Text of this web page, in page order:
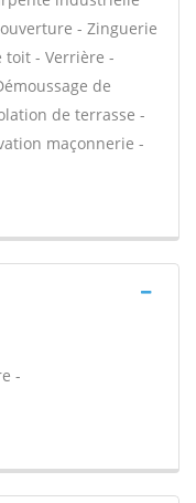
- Zinguerie
toit - Verrière -
de
de terrasse -
maçonnerie -
-